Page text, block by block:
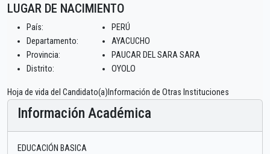
LUGAR DE NACIMIENTO
País:
Departamento:
Provincia:
Distrito:
PERÚ
AYACUCHO
PAUCAR DEL SARA SARA
OYOLO
Hoja de vida del Candidato(a)Información de Otras Instituciones
Información Académica
EDUCACIÓN BASICA